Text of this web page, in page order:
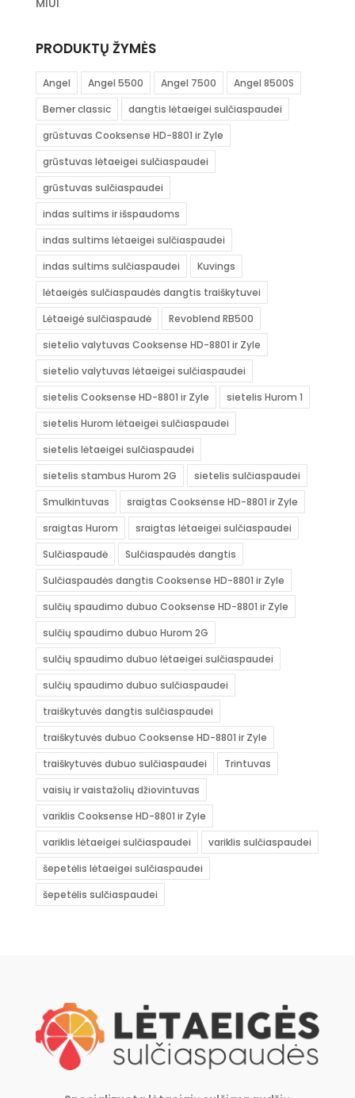
PRODUKTŲ ŽYMĖS
Angel Angel 5500 Angel 7500
Angel 8500S
Bemer classic
dangtis lėtaeigei sulčiaspaudei
grūstuvas Cooksense HD-8801 ir Zyle
grūstuvas lėtaeigei sulčiaspaudei
grūstuvas sulčiaspaudei
indas sultims ir išspaudoms
indas sultims lėtaeigei sulčiaspaudei
indas sultims sulčiaspaudei
Kuvings
lėtaeigės sulčiaspaudės dangtis traiškytuvei
Lėtaeigė sulčiaspaudė
Revoblend RB500
sietelio valytuvas Cooksense HD-8801 ir Zyle
sietelio valytuvas lėtaeigei sulčiaspaudei
sietelis Cooksense HD-8801 ir Zyle
sietelis Hurom 1
sietelis Hurom lėtaeigei sulčiaspaudei
sietelis lėtaeigei sulčiaspaudei
sietelis stambus Hurom 2G
sietelis sulčiaspaudei
Smulkintuvas
sraigtas Cooksense HD-8801 ir Zyle
sraigtas Hurom
sraigtas lėtaeigei sulčiaspaudei
Sulčiaspaudė
Sulčiaspaudės dangtis
Sulčiaspaudės dangtis Cooksense HD-8801 ir Zyle
sulčių spaudimo dubuo Cooksense HD-8801 ir Zyle
sulčių spaudimo dubuo Hurom 2G
sulčių spaudimo dubuo lėtaeigei sulčiaspaudei
sulčių spaudimo dubuo sulčiaspaudei
traiškytuvės dangtis sulčiaspaudei
traiškytuvės dubuo Cooksense HD-8801 ir Zyle
traiškytuvės dubuo sulčiaspaudei
Trintuvas
vaisių ir vaistažolių džiovintuvas
variklis Cooksense HD-8801 ir Zyle
variklis lėtaeigei sulčiaspaudei
variklis sulčiaspaudei
šepetėlis lėtaeigei sulčiaspaudei
šepetėlis sulčiaspaudei